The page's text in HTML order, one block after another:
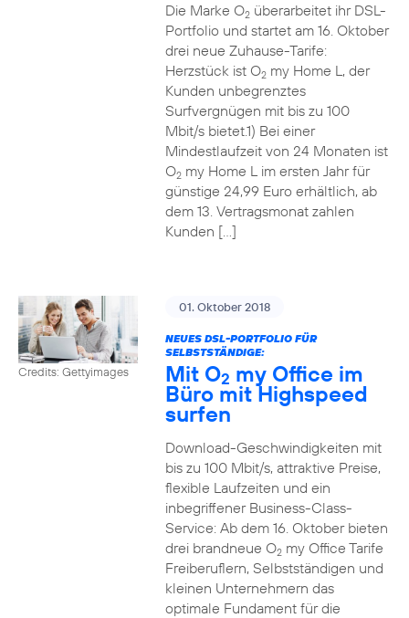
Die Marke O2überarbeitet ihr DSL-
Portfolio und startet am 16. Oktober
drei neue Zuhause-Tarife:
Herzstück ist O2my Home L, der
Kunden unbegrenztes
Surfvergnügen mit bis zu 100
Mbit/s bietet.1) Bei einer
Mindestlaufzeit von 24 Monaten ist
O2my Home L im ersten Jahr für
günstige 24,99 Euro erhältlich, ab
dem 13. Vertragsmonat zahlen
Kunden […]
Credits: Gettyimages
01. Oktober 2018
NEUES DSL-PORTFOLIO FÜR
SELBSTSTÄNDIGE:
Mit O2 my Office im
Büro mit Highspeed
surfen
Download-Geschwindigkeiten mit
bis zu 100 Mbit/s, attraktive Preise,
flexible Laufzeiten und ein
inbegriffener Business-Class-
Service: Ab dem 16. Oktober bieten
drei brandneue O2my Office Tarife
Freiberuflern, Selbstständigen und
kleinen Unternehmern das
optimale Fundament für die